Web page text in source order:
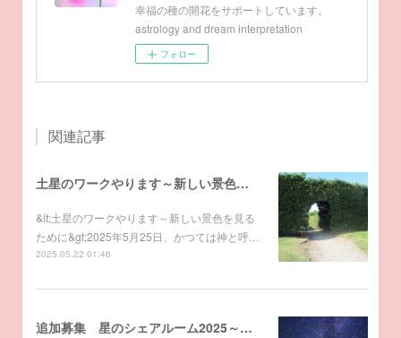
幸福の種の開花をサポートしています。
astrology and dream interpretation
フォロー
関連記事
土星のワークやります～新しい景色を見るために。
&lt;土星のワークやります～新しい景色を見る
ために&gt;2025年5月25日、かつては神と呼…
2025.05.22 01:46
追加募集 星のシェアルーム2025～星の森で私を語る